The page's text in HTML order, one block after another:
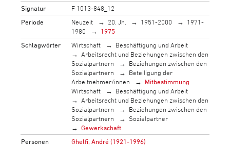
Signatur
F 1013-848_12
Periode
Neuzeit 20. Jh. 1951-2000
1971-
1980
1975
Schlagwörter
Wirtschaft
Beschäftigung und Arbeit
Arbeitsrecht und Beziehungen zwischen den
Sozialpartnern
Beziehungen zwischen den
Sozialpartnern
Beteiligung der
Arbeitnehmer/innen
Mitbestimmung
Wirtschaft
Beschäftigung und Arbeit
Arbeitsrecht und Beziehungen zwischen den
Sozialpartnern
Beziehungen zwischen den
Sozialpartnern
Sozialpartner
Gewerkschaft
Personen
Ghelfi, André (1921-1996)